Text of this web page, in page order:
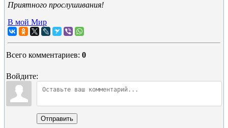
Приятного прослушивания!
В мой Мир
Всего комментариев: 0
Войдите:
Отправить